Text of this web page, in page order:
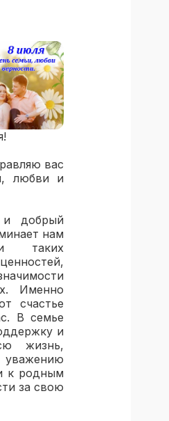
вас
любви и
добрый
нам
таких
Именно
счастье
В семье
и
жизнь,
уважению
к родным
за свою